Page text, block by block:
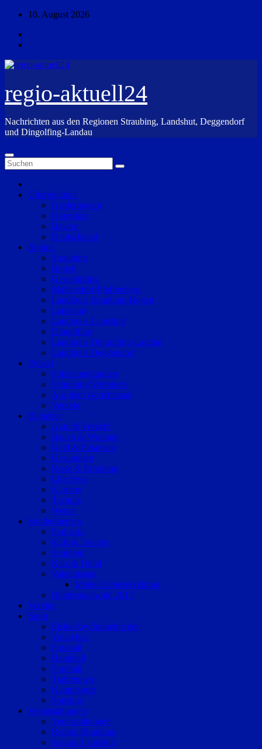
Zum
springen
10. August 2026
regio-aktuell24
Nachrichten aus den Regionen Straubing, Landshut, Deggendorf
und Dingolfing-Landau
Überregional
Niederbayern
Oberpfalz
Bayern
Deutschland
Region
Straubing
Bogen
Geiselhöring
Mallersdorf-Pfaffenberg
Landkreis Straubing-Bogen
Landshut
Landkreis Landshut
Dingolfing
Landkreis Dingolfing-Landau
Landkreis Deggendorf
Polizei
Polizeimeldungen
Fahndung/Vermisste
Aus dem Gerichtssaal
Verkehr
Ratgeber
Auto & Verkehr
Bauen & Wohnen
Geld & Finanzen
Gesundheit
Reise & Erholung
Life-Style
Karriere
Technik
Wetter
Sonderthemen
Podcasts
Kids & Teenies
Senioren
Katz & Hund
Valentinstag
Meine Liebeserklärung
Bundestagswahl 2017
Vereine
Sport
Eishockey/Inlinehockey
Volleyball
Fussball
Handball
Football
Trabrennen
Kampfsport
Sonstige
Veranstaltungen
Veranstaltungen
Region Straubing
Region Landshut